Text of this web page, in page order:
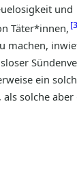
und
Täter*innen,
machen,
ein
solche